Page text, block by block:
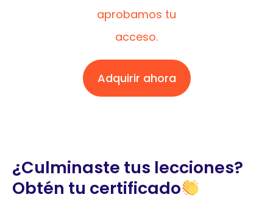
aprobamos tu
acceso.
Adquirir ahora
¿Culminaste tus lecciones?
Obtén tu certificado